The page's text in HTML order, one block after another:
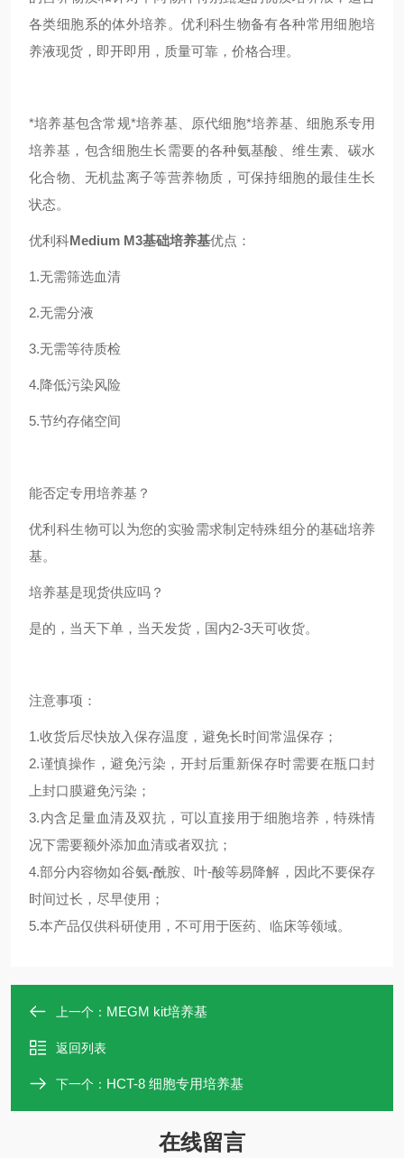
各类细胞系的体外培养。优利科生物备有各种常用细胞培
养液现货，即开即用，质量可靠，价格合理。
*培养基包含常规*培养基、原代细胞*培养基、细胞系专用
培养基，包含细胞生长需要的各种氨基酸、维生素、碳水
化合物、无机盐离子等营养物质，可保持细胞的最佳生长
状态。
优利科Medium M3基础培养基优点：
1.无需筛选血清
2.无需分液
3.无需等待质检
4.降低污染风险
5.节约存储空间
能否定专用培养基？
优利科生物可以为您的实验需求制定特殊组分的基础培养
基。
培养基是现货供应吗？
是的，当天下单，当天发货，国内2-3天可收货。
注意事项：
1.收货后尽快放入保存温度，避免长时间常温保存；
2.谨慎操作，避免污染，开封后重新保存时需要在瓶口封
上封口膜避免污染；
3.内含足量血清及双抗，可以直接用于细胞培养，特殊情
况下需要额外添加血清或者双抗；
4.部分内容物如谷氨-酰胺、叶-酸等易降解，因此不要保存
时间过长，尽早使用；
5.本产品仅供科研使用，不可用于医药、临床等领域。
上一个： MEGM kit培养基
返回列表
下一个： HCT-8 细胞专用培养基
在线留言